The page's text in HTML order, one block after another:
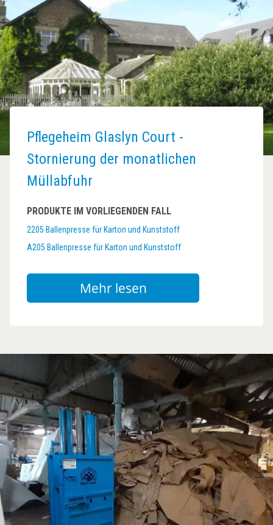
Pflegeheim Glaslyn Court -
Stornierung der monatlichen
Müllabfuhr
PRODUKTE IM VORLIEGENDEN FALL
2205 Ballenpresse für Karton und Kunststoff
A205 Ballenpresse für Karton und Kunststoff
Mehr lesen